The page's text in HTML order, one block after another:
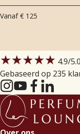
Vanaf € 125
★★★★★ 4.9/5.0
Gebaseerd op 235